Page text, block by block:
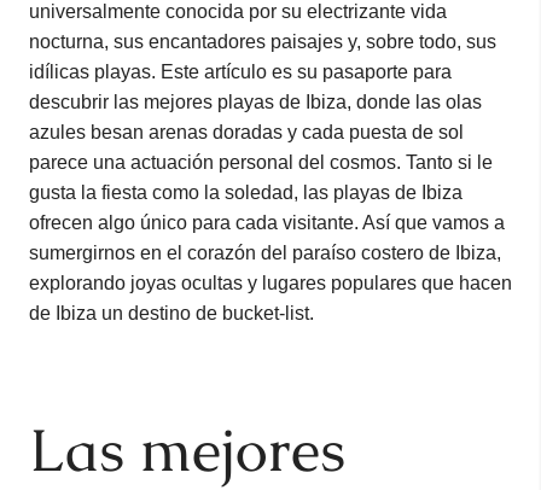
universalmente conocida por su electrizante vida
nocturna, sus encantadores paisajes y, sobre todo, sus
idílicas playas. Este artículo es su pasaporte para
descubrir las mejores playas de Ibiza, donde las olas
azules besan arenas doradas y cada puesta de sol
parece una actuación personal del cosmos. Tanto si le
gusta la fiesta como la soledad, las playas de Ibiza
ofrecen algo único para cada visitante. Así que vamos a
sumergirnos en el corazón del paraíso costero de Ibiza,
explorando joyas ocultas y lugares populares que hacen
de Ibiza un destino de bucket-list.
Las mejores